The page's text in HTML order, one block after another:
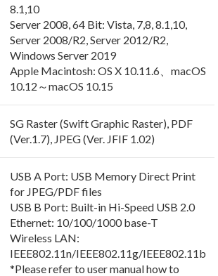
8.1,10
Server 2008, 64 Bit: Vista, 7,8, 8.1,10,
Server 2008/R2, Server 2012/R2,
Windows Server 2019
Apple Macintosh: OS X 10.11.6、macOS
10.12～macOS 10.15
SG Raster (Swift Graphic Raster), PDF
(Ver.1.7), JPEG (Ver. JFIF 1.02)
USB A Port: USB Memory Direct Print
for JPEG/PDF files
USB B Port: Built-in Hi-Speed USB 2.0
Ethernet: 10/100/1000 base-T
Wireless LAN:
IEEE802.11n/IEEE802.11g/IEEE802.11b
*Please refer to user manual how to